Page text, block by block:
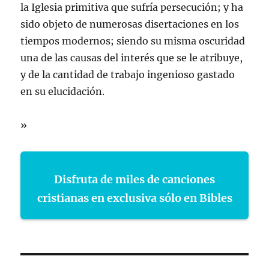
la Iglesia primitiva que sufría persecución; y ha
sido objeto de numerosas disertaciones en los
tiempos modernos; siendo su misma oscuridad
una de las causas del interés que se le atribuye,
y de la cantidad de trabajo ingenioso gastado
en su elucidación.
»
Disfruta de miles de canciones
cristianas en exclusiva sólo en Bibles